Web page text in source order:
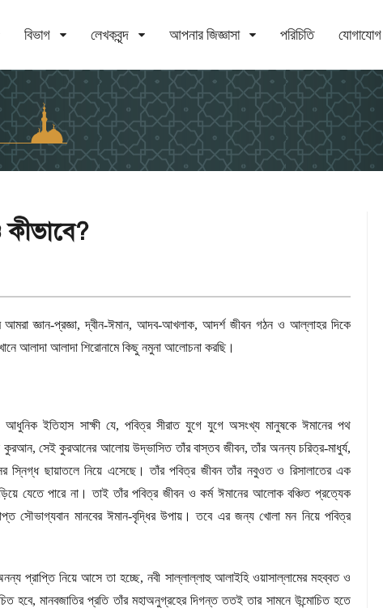
বিভাগ লেখকবৃন্দ আপনার জিজ্ঞাসা পরিচিতি যোগাযোগ
কীভাবে?
জ্ঞান-প্রজ্ঞা,দ্বীন-ঈমান,আদব-আখলাক,আদর্শ জীবন গঠন ও আল্লাহর দিকে
আলাদা আলাদা শিরোনামে কিছু নমুনা আলোচনা করছি।
ইতিহাস সাক্ষী যে, পবিত্র সীরাত যুগে যুগে অসংখ্য মানুষকে ঈমানের পথ
কুরআন, সেই কুরআনের আলোয় উদ্ভাসিত তাঁর বাস্তব জীবন,তাঁর অনন্য চরিত্র-মাধুর্য,
স্নিগ্ধ ছায়াতলে নিয়ে এসেছে। তাঁর পবিত্র জীবন তাঁর নবুওত ও রিসালাতের এক
যেতে পারে না। তাই তাঁর পবিত্র জীবন ও কর্ম ঈমানের আলোক বঞ্চিত প্রত্যেক
সৌভাগ্যবান মানবের ঈমান-বৃদ্ধির উপায়। তবে এর জন্য খোলা মন নিয়ে পবিত্র
প্রাপ্তি নিয়ে আসে তা হচ্ছে,নবী সাল্লাল্লাহু আলাইহি ওয়াসাল্লামের মহব্বত ও
হবে,মানবজাতির প্রতি তাঁর মহাঅনুগ্রহের দিগন্ত ততই তার সামনে উন্মোচিত হতে